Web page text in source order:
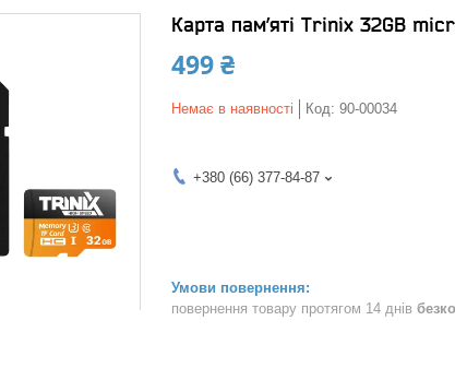
Карта пам’яті Trinix 32GB
499 ₴
Немає в наявності Код: 90-00034
+380 (66) 377-84-87
повернення товару протягом 14 днів